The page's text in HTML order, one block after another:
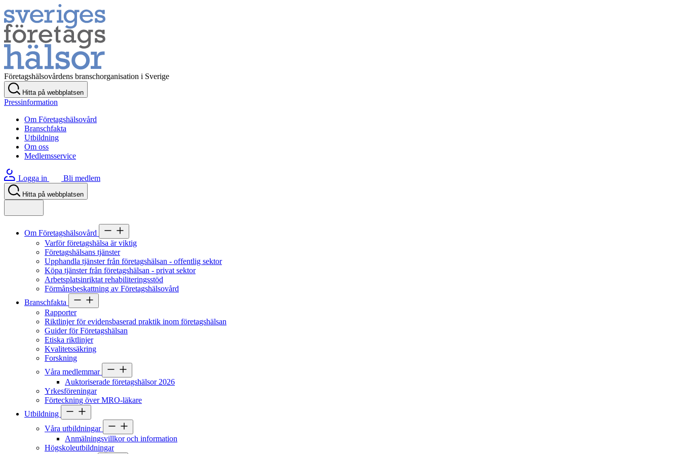
Företagshälsovårdens branschorganisation i Sverige
Hitta på webbplatsen
Pressinformation
Om Företagshälsovård
Branschfakta
Utbildning
Om oss
Medlemsservice
Logga in Bli medlem
Hitta på webbplatsen
Om Företagshälsovård
Varför företagshälsa är viktig
Företagshälsans tjänster
Upphandla tjänster från företagshälsan - offentlig sektor
Köpa tjänster från företagshälsan - privat sektor
Arbetsplatsinriktat rehabiliteringsstöd
Förmånsbeskattning av Företagshälsovård
Branschfakta
Rapporter
Riktlinjer för evidensbaserad praktik inom företagshälsan
Guider för Företagshälsan
Etiska riktlinjer
Kvalitetssäkring
Forskning
Våra medlemmar
Auktoriserade företagshälsor 2026
Yrkesföreningar
Förteckning över MRO-läkare
Utbildning
Våra utbildningar
Anmälningsvillkor och information
Högskoleutbildningar